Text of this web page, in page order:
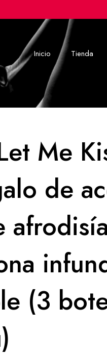
Inicio Tienda
Me
de
(3